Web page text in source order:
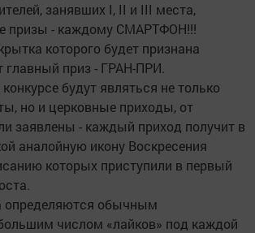
занявших I, II и III места,
призы - каждому СМАРТФОН!!!
которого будет признана
главный приз - ГРАН-ПРИ.
будут являться не только
но и церковные приходы, от
заявлены - каждый приход получит в
аналойную икону Воскресения
которых приступили в первый
определяются обычным
числом «лайков» под каждой